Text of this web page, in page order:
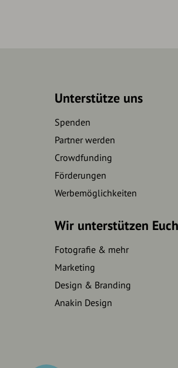
Unterstütze uns
Spenden
Partner werden
Crowdfunding
Förderungen
Werbemöglichkeiten
Wir unterstützen Euch
Fotografie & mehr
Marketing
Design & Branding
Anakin Design